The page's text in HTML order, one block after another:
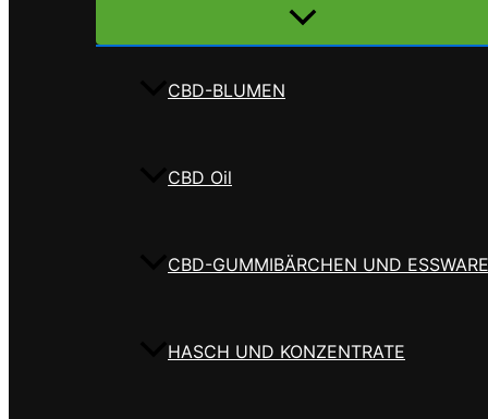
Menü
CBD-BLUMEN
CBD Oil
CBD-GUMMIBÄRCHEN UND
HASCH UND KONZENTRATE